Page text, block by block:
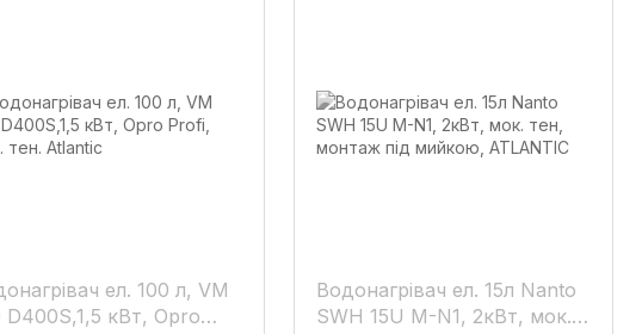
ел. 100 л, VM
D400S,1,5 кВт, Opro
Водонагрівач ел. 15л Nanto
SWH 15U M-N1, 2кВт, мок.